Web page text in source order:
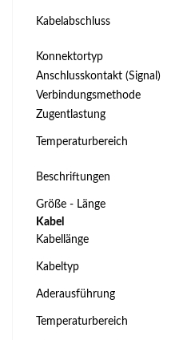
Kabelabschluss
Konnektortyp
Anschlusskontakt (Signal)
Verbindungsmethode
Zugentlastung
Temperaturbereich
Beschriftungen
Größe - Länge
Kabel
Kabellänge
Kabeltyp
Aderausführung
Temperaturbereich